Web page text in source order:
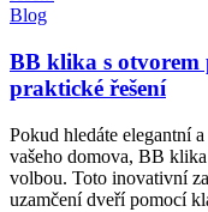
Blog
BB klika s
praktické řešení
Pokud hledáte elegantní
vašeho domova, BB
volbou. Toto inovativní
uzamčení dveří pomocí